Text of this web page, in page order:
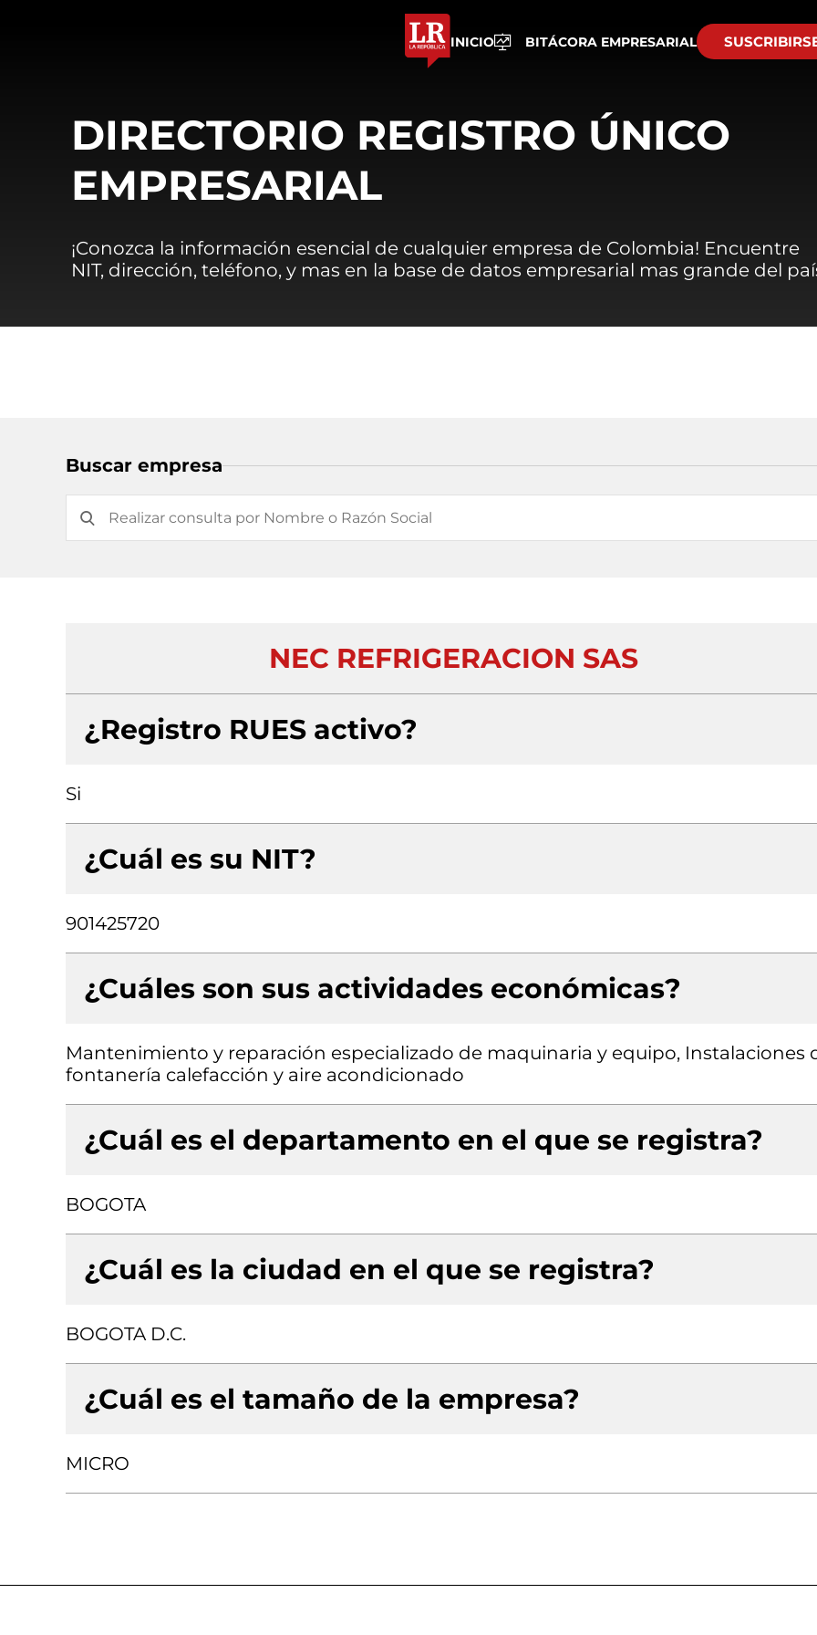
INICIO BITÁCORA EMPRESARIAL
DIRECTORIO REGISTRO ÚNICO
EMPRESARIAL
¡Conozca la información esencial de cualquier empresa de Colombia! Encuentre
NIT, dirección, teléfono, y mas en la base de datos empresarial mas grande del
Buscar empresa
NEC REFRIGERACION SAS
¿Registro RUES activo?
Si
¿Cuál es su NIT?
901425720
¿Cuáles son sus actividades económicas?
Mantenimiento y reparación especializado de maquinaria y equipo, Instalaciones
fontanería calefacción y aire acondicionado
¿Cuál es el departamento en el que se registra?
BOGOTA
¿Cuál es la ciudad en el que se registra?
BOGOTA D.C.
¿Cuál es el tamaño de la empresa?
MICRO